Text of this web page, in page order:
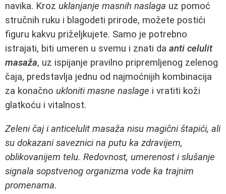
navika. Kroz uklanjanje masnih naslaga uz pomoć
stručnih ruku i blagodeti prirode, možete postići
figuru kakvu priželjkujete. Samo je potrebno
istrajati, biti umeren u svemu i znati da anti celulit
masaža, uz ispijanje pravilno pripremljenog zelenog
čaja, predstavlja jednu od najmoćnijih kombinacija
za konačno ukloniti masne naslage i vratiti koži
glatkoću i vitalnost.
Zeleni čaj i anticelulit masaža nisu magični štapići, ali
su dokazani saveznici na putu ka zdravijem,
oblikovanijem telu. Redovnost, umerenost i slušanje
signala sopstvenog organizma vode ka trajnim
promenama.